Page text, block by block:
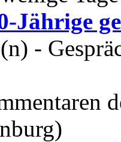
Jährige
-